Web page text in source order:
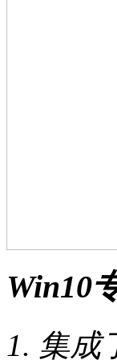
Win10
1. 集成